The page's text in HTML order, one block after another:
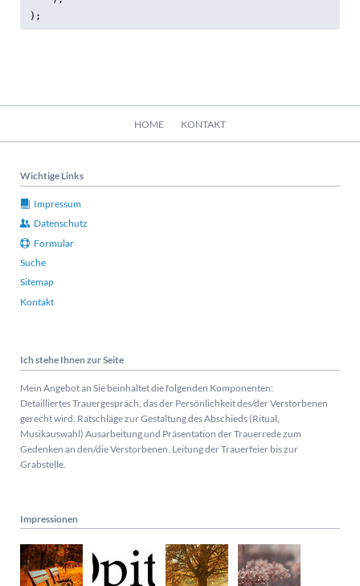
);
HOME KONTAKT
Wichtige Links
Impressum
Datenschutz
Formular
Suche
Sitemap
Kontakt
Ich stehe Ihnen zur Seite
Mein Angebot an Sie beinhaltet die folgenden Komponenten:
Detailliertes Trauergespräch, das der Persönlichkeit des/der Verstorbenen
gerecht wird. Ratschläge zur Gestaltung des Abschieds (Ritual,
Musikauswahl) Ausarbeitung und Präsentation der Trauerrede zum
Gedenken an den/die Verstorbenen. Leitung der Trauerfeier bis zur
Grabstelle.
Impressionen